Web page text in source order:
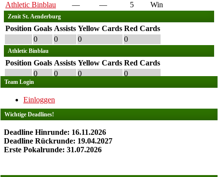
Athletic Binblau
— — 5 Win
Zenit St. Aenderburg
Position Goals Assists Yellow Cards Red Cards
0
0 0 0
Athletic Binblau
Position Goals Assists Yellow Cards Red Cards
0
0 0 0
Team Login
Einloggen
Wichtige Deadlines!
Deadline Hinrunde: 16.11.2026
Deadline Rückrunde: 19.04.2027
Erste Pokalrunde: 31.07.2026